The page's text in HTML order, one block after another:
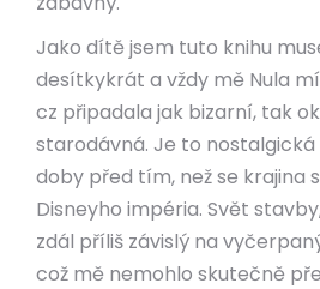
Jako dítě jsem tuto knihu
desítkykrát a vždy mě Nula
cz připadala jak bizarní, tak
starodávná. Je to
doby před tím, než se krajina
Disneyho impéria. Svět
zdál příliš závislý na
což mě nemohlo skutečně